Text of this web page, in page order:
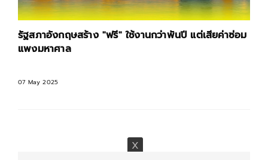
รัฐสภาอังกฤษสร้าง "ฟรี" ใช้งานกว่าพันปี แต่เสียค่าซ่อม
แพงมหาศาล
07 May 2025